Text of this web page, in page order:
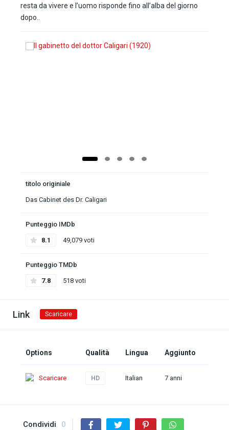
resta da vivere e l’uomo risponde fino all’alba del giorno
dopo..
titolo originiale
Das Cabinet des Dr. Caligari
Punteggio IMDb
8.1 49,079 voti
Punteggio TMDb
7.8 518 voti
Link Scaricare
Options Qualità Lingua Aggiunto
Scaricare HD Italian 7 anni
Condividi 0